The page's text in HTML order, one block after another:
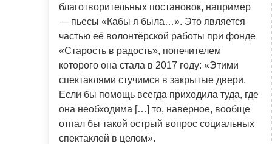
благотворительных постановок, например
— пьесы «Кабы я была…». Это является
частью её волонтёрской работы при фонде
«Старость в радость», попечителем
которого она стала в 2017 году: «Этими
спектаклями стучимся в закрытые двери.
Если бы помощь всегда приходила туда, где
она необходима […] то, наверное, вообще
отпал бы такой острый вопрос социальных
спектаклей в целом».